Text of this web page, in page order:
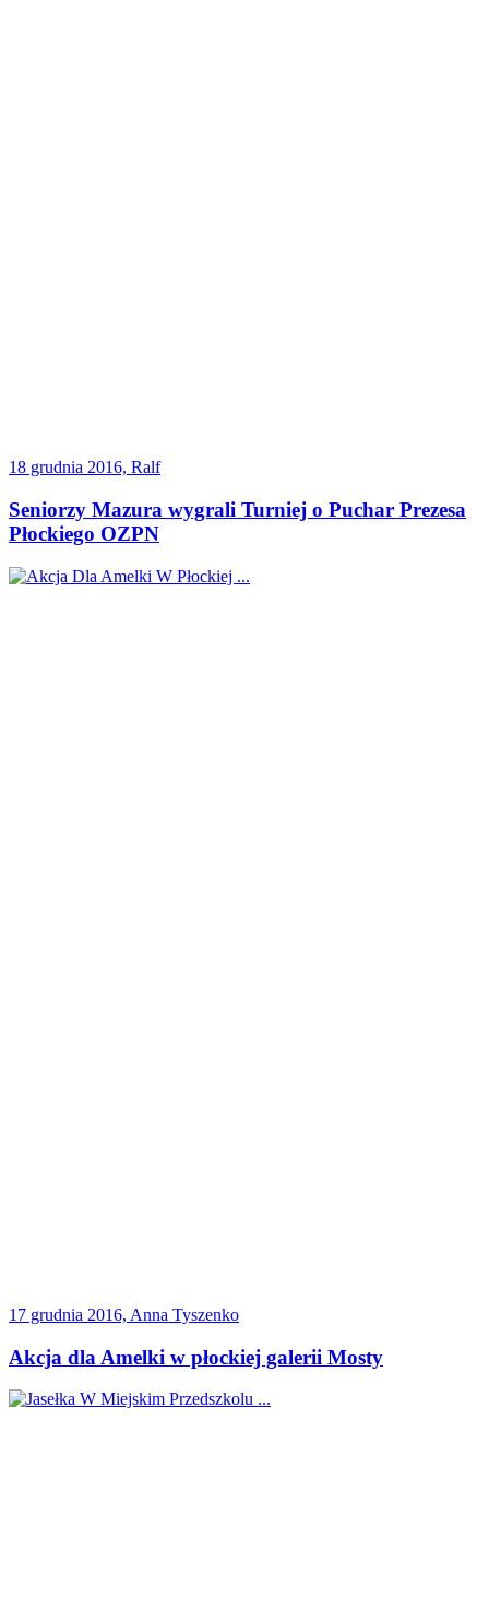
18 grudnia 2016, Ralf
Seniorzy Mazura wygrali Turniej o Puchar Prezesa
Płockiego OZPN
17 grudnia 2016, Anna Tyszenko
Akcja dla Amelki w płockiej galerii Mosty